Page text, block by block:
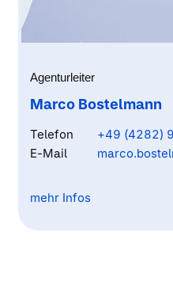
Agenturleiter
Marco Bostelmann
Telefon
+49 (4282)
E-Mail
Als
Besuchen Sie mich gerne
mehr Infos